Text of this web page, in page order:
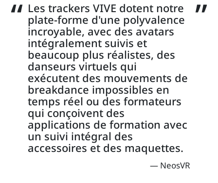
Les trackers VIVE dotent notre
plate-forme d'une polyvalence
incroyable, avec des avatars
intégralement suivis et
beaucoup plus réalistes, des
danseurs virtuels qui
exécutent des mouvements de
breakdance impossibles en
temps réel ou des formateurs
qui conçoivent des
applications de formation avec
un suivi intégral des
accessoires et des maquettes.
NeosVR